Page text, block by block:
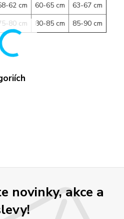
62 cm 60-65 cm
63-67 cm
80 cm 80-85 cm 85-90 cm
novinky, akce a